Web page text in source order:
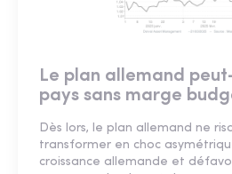
Le plan allemand
pays sans marge
Dès lors, le plan allemand ne
transformer en choc
croissance allemande et